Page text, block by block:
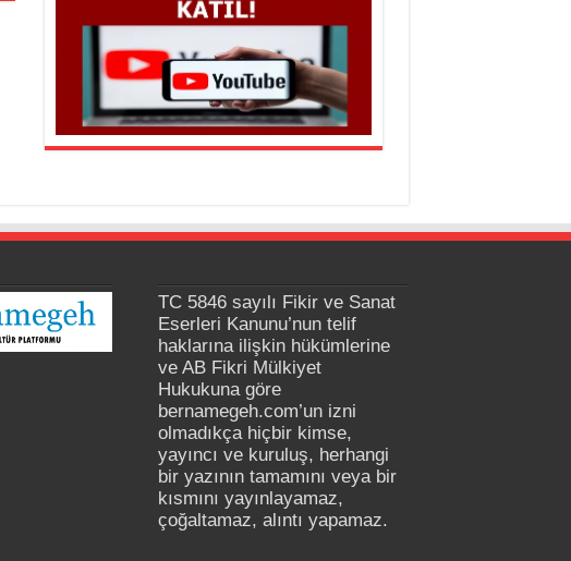
TC 5846 sayılı Fikir ve Sanat
Eserleri Kanunu’nun telif
haklarına ilişkin hükümlerine
ve AB Fikri Mülkiyet
Hukukuna göre
bernamegeh.com’un izni
olmadıkça hiçbir kimse,
yayıncı ve kuruluş, herhangi
bir yazının tamamını veya bir
kısmını yayınlayamaz,
çoğaltamaz, alıntı yapamaz.